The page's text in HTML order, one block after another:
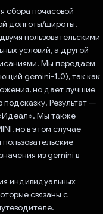
сбора почасовой
долготы/широты.
пользовательскими
условий, а другой
Мы передаем
gemini-1.0), так как
но дает лучшие
подсказку. Результат —
«Идеал». Мы также
но в этом случае
из gemini в
индивидуальных
связаны с